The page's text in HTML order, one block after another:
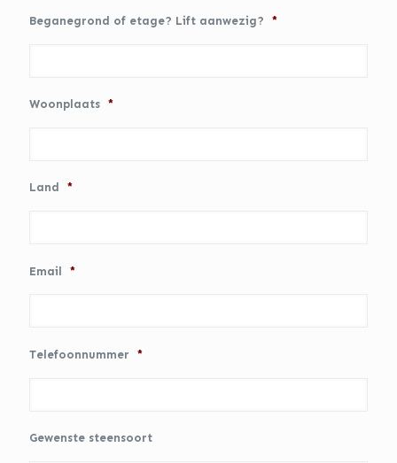
Beganegrond of etage? Lift aanwezig? *
Woonplaats *
Land *
Email *
Telefoonnummer *
Gewenste steensoort